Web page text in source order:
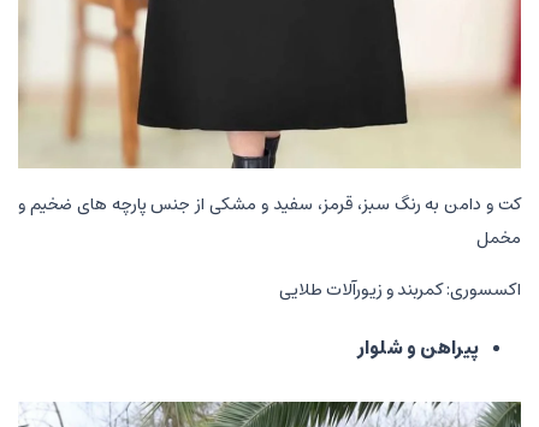
کت و دامن به رنگ سبز، قرمز، سفید و مشکی از جنس پارچه های ضخیم و
مخمل
اکسسوری: کمربند و زیورآلات طلایی
پیراهن و شلوار